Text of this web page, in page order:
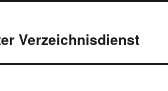
Verzeichnisdienst